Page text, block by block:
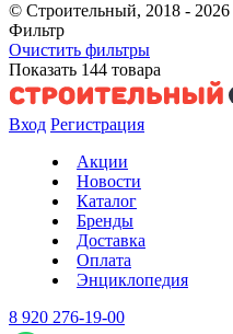
© Строительный, 2018 - 2026
Фильтр
Очистить фильтры
Показать 144 товара
Вход Регистрация
Акции
Новости
Каталог
Бренды
Доставка
Оплата
Энциклопедия
8 920 276-19-00